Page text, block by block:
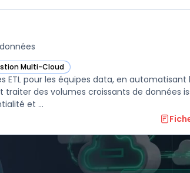
Multi-Cloud
Fusion dans cette catégorie
ETL pour les équipes data, en automatisant
des volumes croissants de données
sources multiples et garantir leur traçabilité, leur confidentialité et ...